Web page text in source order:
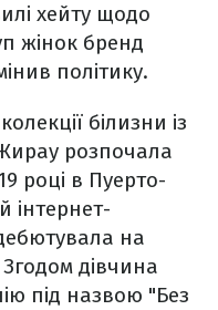
хейту щодо
жінок бренд
політику.
білизни із
розпочала
році в Пуерто-
інтернет-
на
дівчина
під назвою "Без